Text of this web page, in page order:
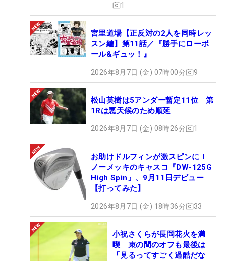
1
宮里道場【正反対の2人を同時レッ
スン編】第11話／『勝手にローボ
ール&ギュッ！』
2026年8月7日 (金) 07時00分 9
松山英樹は5アンダー暫定11位 第
1Rは悪天候のため順延
2026年8月7日 (金) 08時26分 1
お助けドルフィンが激スピンに！
ノーメッキのキャスコ『DW-125G
High Spin』、9月11日デビュー
【打ってみた】
2026年8月7日 (金) 18時36分 33
小祝さくらが長岡花火を満
喫 束の間のオフも最後は
「見るってすごく過酷だな